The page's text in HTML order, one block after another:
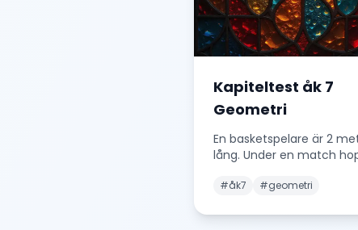
Kapiteltest åk 7
Geometri
En basketspelare är 2
lång. Under en match
Hur mycket hö...
#åk7 #geometri